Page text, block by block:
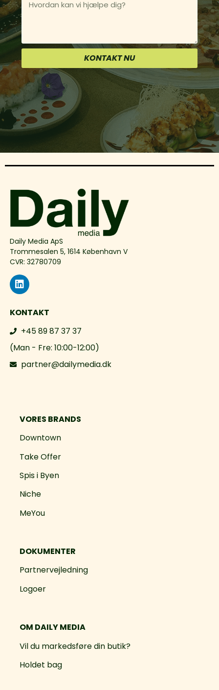
KONTAKT NU
Daily Media ApS
Trommesalen 5, 1614 København V
CVR: 32780709
KONTAKT
+45 89 87 37 37
(Man - Fre: 10:00-12:00)
partner@dailymedia.dk
VORES BRANDS
Downtown
Take Offer
Spis i Byen
Niche
MeYou
DOKUMENTER
Partnervejledning
Logoer
OM DAILY MEDIA
Vil du markedsføre din butik?
Holdet bag